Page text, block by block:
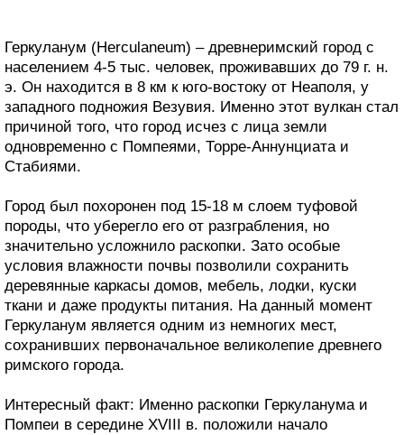
Геркуланум (Herculaneum) – древнеримский город с
населением 4-5 тыс. человек, проживавших до 79 г. н.
э. Он находится в 8 км к юго-востоку от Неаполя, у
западного подножия Везувия. Именно этот вулкан стал
причиной того, что город исчез с лица земли
одновременно с Помпеями, Торре-Аннунциата и
Стабиями.
Город был похоронен под 15-18 м слоем туфовой
породы, что уберегло его от разграбления, но
значительно усложнило раскопки. Зато особые
условия влажности почвы позволили сохранить
деревянные каркасы домов, мебель, лодки, куски
ткани и даже продукты питания. На данный момент
Геркуланум является одним из немногих мест,
сохранивших первоначальное великолепие древнего
римского города.
Интересный факт: Именно раскопки Геркуланума и
Помпеи в середине XVIII в. положили начало